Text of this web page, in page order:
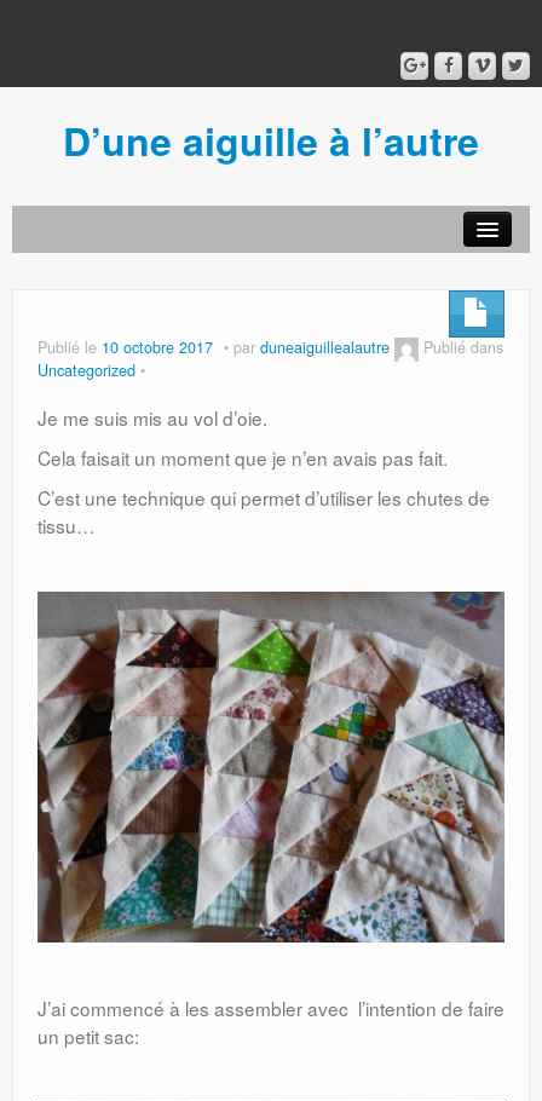
D’une aiguille à l’autre
Publié le 10 octobre 2017 par duneaiguillealautre
Publié dans
Uncategorized
Je me suis mis au vol d’oie.
Cela faisait un moment que je n’en avais pas fait.
C’est une technique qui permet d’utiliser les chutes de
tissu…
J’ai commencé à les assembler avec l’intention de faire
un petit sac: